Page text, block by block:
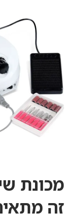
מכונת
זה